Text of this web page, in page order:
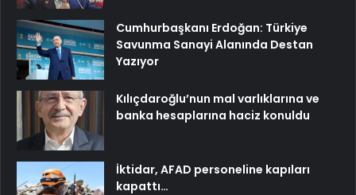
Cumhurbaşkanı Erdoğan: Türkiye
Savunma Sanayi Alanında Destan
Yazıyor
Kılıçdaroğlu’nun mal varlıklarına ve
banka hesaplarına haciz konuldu
İktidar, AFAD personeline kapıları
kapattı…